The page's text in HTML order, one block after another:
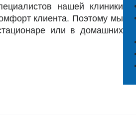
нашей клиники
клиента. Поэтому мы
или в домашних